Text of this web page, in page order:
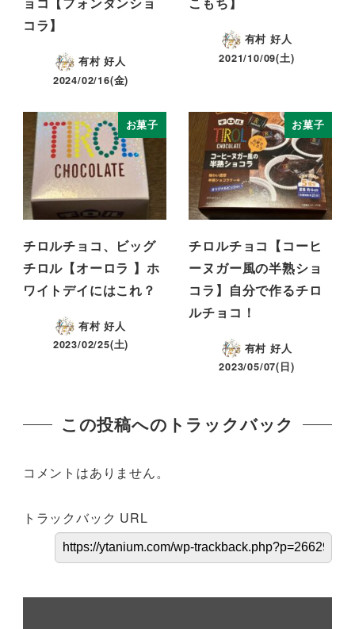
コラ】
有村 好人
2024/02/16(金)
有村 好人
2021/10/09(土)
お菓子
チロルチョコ、ビッグ
チロル【オーロラ 】ホ
ワイトデイにはこれ？
有村 好人
2023/02/25(土)
お菓子
チロルチョコ【コーヒ
ーヌガー風の半熟ショ
コラ】自分で作るチロ
ルチョコ！
有村 好人
2023/05/07(日)
この投稿へのトラックバック
コメントはありません。
トラックバック URL